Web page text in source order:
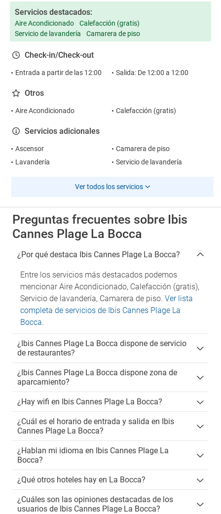
Servicios destacados:
Aire Acondicionado
Calefacción (gratis)
Servicio de lavandería
Camarera de piso
Check-in/Check-out
Entrada a partir de las 12:00 Salida: De 12:00 a 12:00
Otros
Aire Acondicionado Calefacción (gratis)
Servicios adicionales
Ascensor
Camarera de piso
Lavandería
Servicio de lavandería
Ver todos los servicios
Preguntas frecuentes sobre Ibis
Cannes Plage La Bocca
¿Por qué destaca Ibis Cannes Plage La Bocca?
Entre los servicios más destacados podemos
mencionar Aire Acondicionado, Calefacción (gratis),
Servicio de lavandería, Camarera de piso. Ver lista
completa de servicios de Ibis Cannes Plage La
Bocca.
¿Ibis Cannes Plage La Bocca dispone de servicio
de restaurantes?
¿Ibis Cannes Plage La Bocca dispone zona de
aparcamiento?
¿Hay wifi en Ibis Cannes Plage La Bocca?
¿Cuál es el horario de entrada y salida en Ibis
Cannes Plage La Bocca?
¿Hablan mi idioma en Ibis Cannes Plage La
Bocca?
¿Qué otros hoteles hay en La Bocca?
¿Cuáles son las opiniones destacadas de los
usuarios de Ibis Cannes Plage La Bocca?